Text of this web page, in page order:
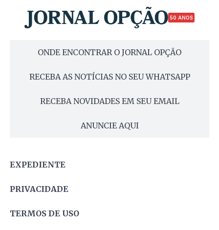
50 ANOS
ONDE ENCONTRAR O JORNAL OPÇÃO
RECEBA AS NOTÍCIAS NO SEU WHATSAPP
RECEBA NOVIDADES EM SEU EMAIL
ANUNCIE AQUI
EXPEDIENTE
PRIVACIDADE
TERMOS DE USO